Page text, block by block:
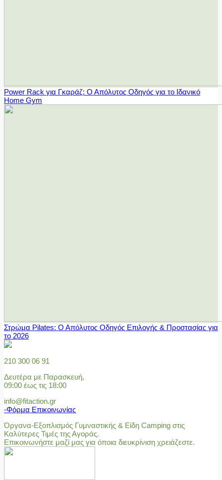
Power Rack για Γκαράζ: Ο Απόλυτος Οδηγός για το Ιδανικό
Home Gym
Στρώμα Pilates: Ο Απόλυτος Οδηγός Επιλογής & Προστασίας για
το 2026
210 300 06 91
Δευτέρα με Παρασκευή,
09:00 έως τις 18:00
info@fitaction.gr
-Φόρμα Επικοινωνίας
Όργανα-Εξοπλισμός Γυμναστικής & Είδη Camping στις
Καλύτερες Τιμές της Αγοράς.
Επικοινωνήστε μαζί μας για όποια διευκρίνιση χρειάζεστε.